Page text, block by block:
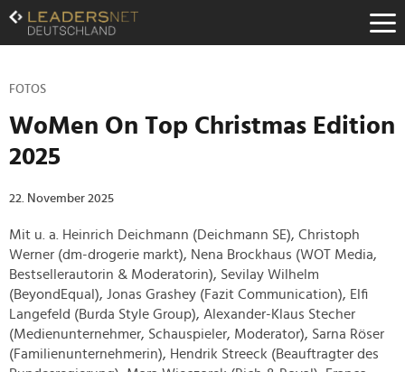
Zum
Inhalt
Zur
Navigation
Hauptnavigation
FOTOS
WoMen On Top Christmas Edition
2025
22. November 2025
Mit u. a. Heinrich Deichmann (Deichmann SE), Christoph
Werner (dm-drogerie markt), Nena Brockhaus (WOT Media,
Bestsellerautorin & Moderatorin), Sevilay Wilhelm
(BeyondEqual), Jonas Grashey (Fazit Communication), Elfi
Langefeld (Burda Style Group), Alexander-Klaus Stecher
(Medienunternehmer, Schauspieler, Moderator), Sarna Röser
(Familienunternehmerin), Hendrik Streeck (Beauftragter des